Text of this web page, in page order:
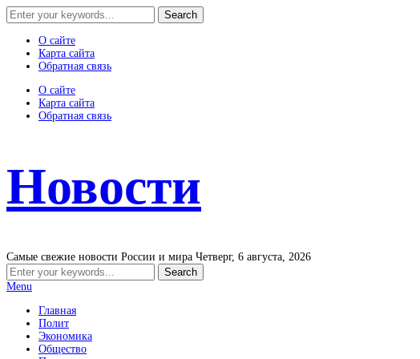
О сайте
Карта сайта
Обратная связь
О сайте
Карта сайта
Обратная связь
Новости
Самые свежие новости России и мира Четверг, 6 августа, 2026
Menu
Главная
Полит
Экономика
Общество